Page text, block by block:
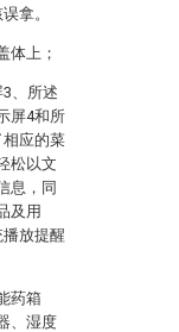
拿。
体上；
、所述
屏4和所
应的菜
松以文
息，同
及用
放提醒
药箱
、湿度